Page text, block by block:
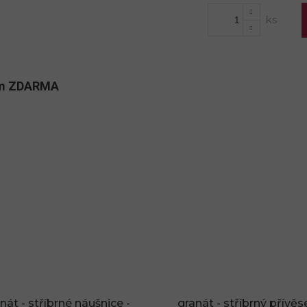
ZDARMA
- stříbrné náušnice -
granát - stříbrný